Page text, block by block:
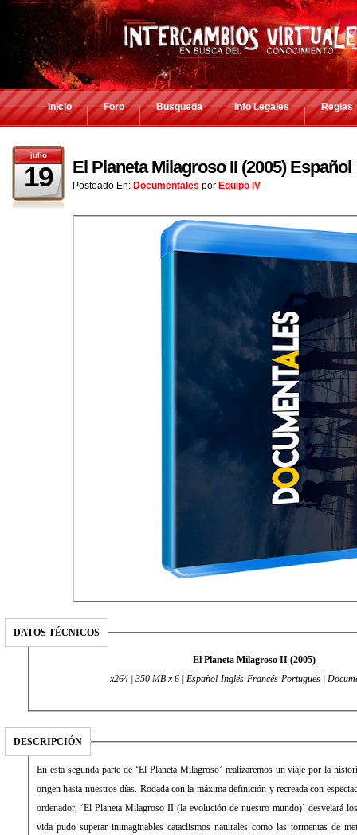
Inicio Foro Busqueda Info Legales Reglas
julio
19 El Planeta Milagroso II (2005) Español
Posteado En: Documentales por Equipo IV
DATOS TÉCNICOS
El Planeta Milagroso II (2005)
x264 | 350 MB x 6 | Español-Inglés-Francés-Portugués |
DESCRIPCIÓN
En esta segunda parte de ‘El Planeta Milagroso’ realizaremos un viaje por la
origen hasta nuestros días. Rodada con la máxima definición y recreada con
ordenador, ‘El Planeta Milagroso II (la evolución de nuestro mundo)’ desvelará
vida pudo superar inimaginables cataclismos naturales como las tormentas de